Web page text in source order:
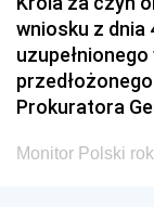
wniosku z dnia
Prokuratora
Monitor Polski